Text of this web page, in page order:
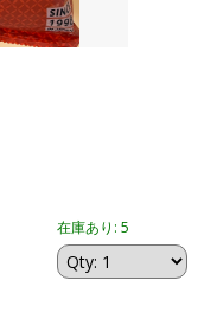
在庫あり: 5